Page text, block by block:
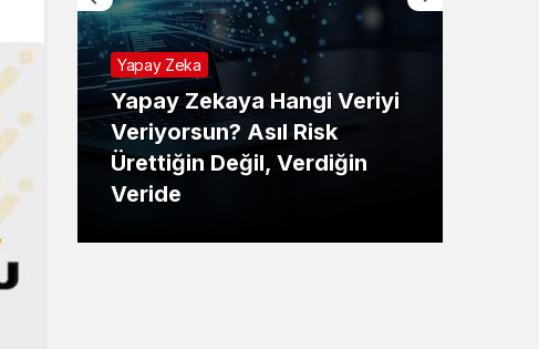
Yapay Zeka
Yapay Zekaya Hangi Veriyi
Veriyorsun? Asıl Risk
Ürettiğin Değil, Verdiğin
Veride